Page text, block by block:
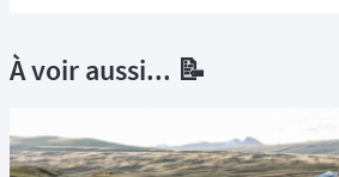
À voir aussi... 📝